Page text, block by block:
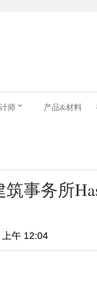
师 产品&材料
事务所
上午 12:04